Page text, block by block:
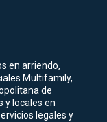
en arriendo,
Multifamily,
de
y locales en
legales y